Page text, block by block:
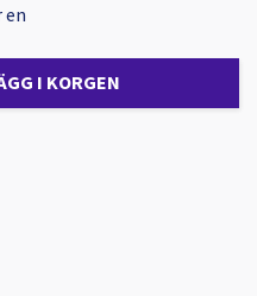
en
I KORGEN